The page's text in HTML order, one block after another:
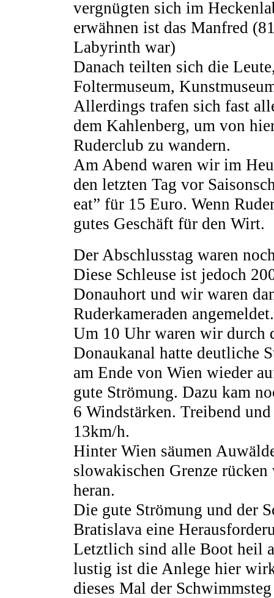
vergnügten sich im
erwähnen ist das Manfred
Labyrinth war)
Danach teilten sich die
Foltermuseum,
Allerdings trafen sich fast
dem Kahlenberg, um von
Ruderclub zu wandern.
Am Abend waren wir im
den letzten Tag vor
eat” für 15 Euro. Wenn
gutes Geschäft für den Wirt.
Der Abschlusstag waren
Diese Schleuse ist jedoch
Donauhort und wir waren
Ruderkameraden angemeldet.
Um 10 Uhr waren wir durch
Donaukanal hatte deutliche
am Ende von Wien wieder
gute Strömung. Dazu kam
6 Windstärken. Treibend
13km/h.
Hinter Wien säumen
slowakischen Grenze
heran.
Die gute Strömung und der
Bratislava eine
Letztlich sind alle Boot heil
lustig ist die Anlege hier
dieses Mal der